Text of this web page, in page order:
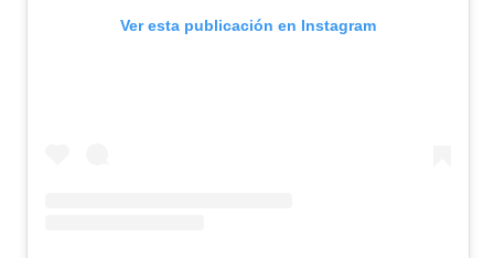
Ver esta publicación en Instagram